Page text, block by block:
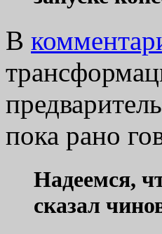
В
пока рано
Надеемся,
сказал